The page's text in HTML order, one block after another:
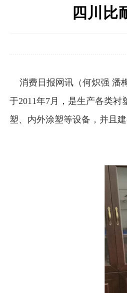
四川比
消费日报网讯（何炽强 潘
于2011年7月，是生产各类
塑、内外涂塑等设备，并且